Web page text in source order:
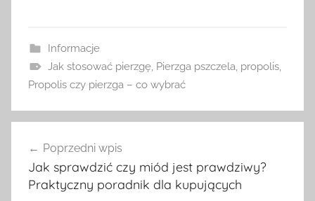
Informacje
Jak stosować pierzgę, Pierzga pszczela, propolis,
Propolis czy pierzga – co wybrać
wpisu
Poprzedni wpis
Jak sprawdzić czy miód jest prawdziwy?
Praktyczny poradnik dla kupujących